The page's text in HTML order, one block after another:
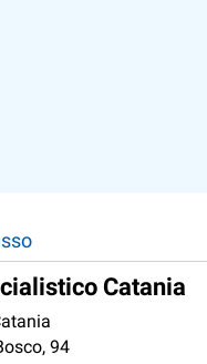
Catania
94